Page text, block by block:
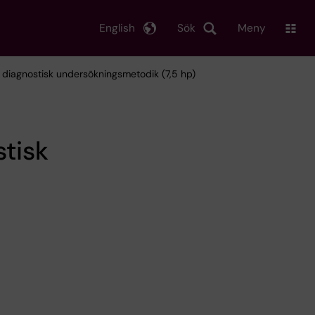
Sök
English Meny
undersökningsmetodik (7,5 hp)